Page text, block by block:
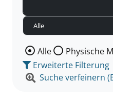
Wählen Sie die
Alle Physische
Erweiterte Filterung
Suche verfeinern